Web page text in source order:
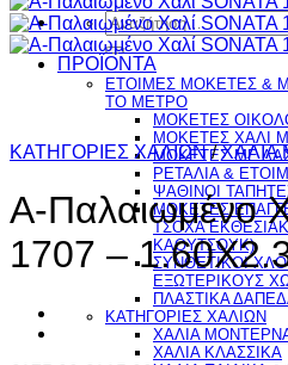
Αναζήτηση
για:
ΠΡΟΪΟΝΤΑ
ΕΤΟΙΜΕΣ ΜΟΚΕΤΕΣ &
TO ΜΕΤΡΟ
ΜΟΚΕΤΕΣ
ΜΟΚΕΤΕΣ ΧΑΛΙ
ΜΟΚΕΤΕΣ ΜΕ
ΡΕΤΑΛΙΑ &
ΨΑΘINΟΙ
ΜΟΚΕΤΕΣ
ΤΣΟΧΑ
ΚΑΟΥΤΣΟΥΚ)
ΣΥΝΘΕΤΙΚΟΙ
ΕΞΩΤΕΡΙΚΟΥΣ
ΠΛΑΣΤΙΚΑ
ΚΑΤΗΓΟΡΙΕΣ ΧΑΛΙΩΝ
ΧΑΛΙΑ
ΧΑΛΙΑ ΚΛΑΣΣΙΚΑ
ΚΑΤΗΓΟΡΙΕΣ ΧΑΛΙΩΝ /
Α-Παλαιωμένο
1707 –